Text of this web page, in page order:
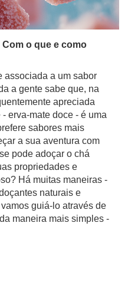
Com o que e como
associada a um sabor
a gente sabe que, na
apreciada
erva-mate doce - é uma
sabores mais
a sua aventura com
pode adoçar o chá
propriedades e
Há muitas maneiras -
naturais e
guiá-lo através de
maneira mais simples -